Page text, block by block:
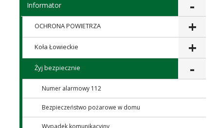
Informator
OCHRONA POWIETRZA
Koła Łowieckie
Żyj bezpiecznie
Numer alarmowy 112
Bezpieczeństwo pożarowe w domu
Wypadek komunikacyjny